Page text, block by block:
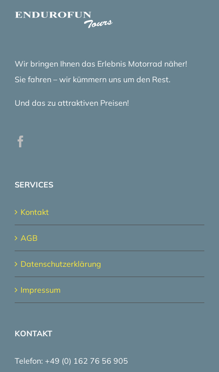
Wir bringen Ihnen das Erlebnis Motorrad näher!
Sie fahren – wir kümmern uns um den Rest.
Und das zu attraktiven Preisen!
SERVICES
Kontakt
AGB
Datenschutzerklärung
Impressum
KONTAKT
Telefon: +49 (0) 162 76 56 905